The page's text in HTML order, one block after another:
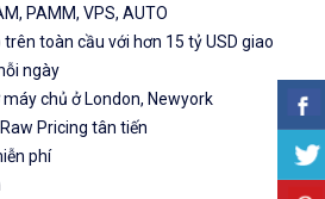
PAMM, VPS, AUTO
toàn cầu với hơn 15 tỷ USD giao
ngày
chủ ở London, Newyork
Pricing tân tiến
phí